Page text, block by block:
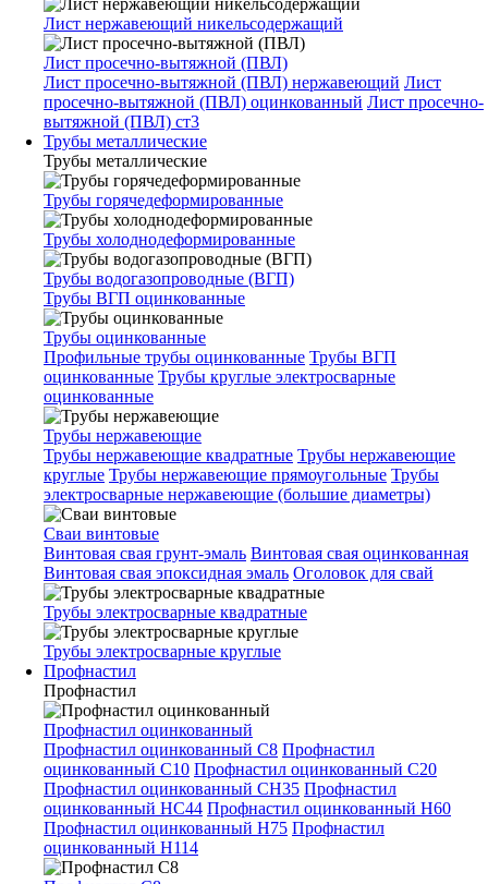
Лист нержавеющий никельсодержащий
Лист просечно-вытяжной (ПВЛ)
Лист просечно-вытяжной (ПВЛ) нержавеющий Лист
просечно-вытяжной (ПВЛ) оцинкованный Лист просечно-
вытяжной (ПВЛ) ст3
Трубы металлические
Трубы металлические
Трубы горячедеформированные
Трубы холоднодеформированные
Трубы водогазопроводные (ВГП)
Трубы ВГП оцинкованные
Трубы оцинкованные
Профильные трубы оцинкованные Трубы ВГП
оцинкованные Трубы круглые электросварные
оцинкованные
Трубы нержавеющие
Трубы нержавеющие квадратные Трубы нержавеющие
круглые Трубы нержавеющие прямоугольные Трубы
электросварные нержавеющие (большие диаметры)
Сваи винтовые
Винтовая свая грунт-эмаль Винтовая свая оцинкованная
Винтовая свая эпоксидная эмаль Оголовок для свай
Трубы электросварные квадратные
Трубы электросварные круглые
Профнастил
Профнастил
Профнастил оцинкованный
Профнастил оцинкованный С8 Профнастил
оцинкованный С10 Профнастил оцинкованный С20
Профнастил оцинкованный СН35 Профнастил
оцинкованный НС44 Профнастил оцинкованный Н60
Профнастил оцинкованный Н75 Профнастил
оцинкованный Н114